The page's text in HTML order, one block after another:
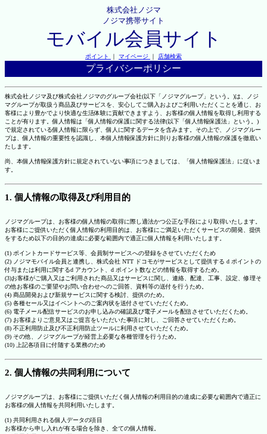
株式会社ノジマ
ノジマ携帯サイト
モバイル会員サイト
ポイント ｜ マイページ ｜ 店舗検索
プライバシーポリシー
株式会社ノジマ及び株式会社ノジマのグループ会社(以下「ノジマグループ」という。)は、ノジ
マグループが取扱う商品及びサービスを、安心してご購入およびご利用いただくことを通じ、お
客様により豊かでより快適な生活体験に貢献できますよう、お客様の個人情報を取得し利用する
ことが有ります。個人情報は「個人情報の保護に関する法律(以下「個人情報保護法」という。)
で規定されている個人情報に限らず、個人に関するデータを含みます。その上で、ノジマグルー
プは、個人情報の重要性を認識し、本個人情報保護方針に則りお客様の個人情報の保護を徹底い
たします。
尚、本個人情報保護方針に規定されていない事項につきましては、「個人情報保護法」に従いま
す。
1. 個人情報の取得及び利用目的
ノジマグループは、お客様の個人情報の取得に際し適法かつ公正な手段により取得いたします。
お客様にご提供いただく個人情報の利用目的は、お客様にご満足いただくサービスの開発、提供
をするため以下の目的の達成に必要な範囲内で適正に個人情報を利用いたします。
(1) ポイントカードサービス等、会員制サービスへの登録をさせていただくため
(2) ノジマモバイル会員と連携し、株式会社 NTT ドコモがサービスとして提供する d ポイントの
付与または利用に関するd アカウント、d ポイント数などの情報を取得するため。
(3)お客様がご購入又はご利用された商品又はサービスに関し、連絡、配達、工事、設定、修理そ
の他お客様のご要望やお問い合わせへのご回答、資料等の送付を行うため。
(4) 商品開発および新規サービスに関する検討、提供のため。
(5) 各種セール又はイベントへのご案内状を送付させていただくため。
(6) 電子メール配信サービスのお申し込みの確認及び電子メールを配信させていただくため。
(7) お客様よりご意見又はご提言をいただいた事項に対し、ご回答させていただくため。
(8) 不正利用防止及び不正利用防止ツールに利用させていただくため。
(9) その他、ノジマグループが経営上必要な各種管理を行うため。
(10) 上記各項目に付随する業務のため
2. 個人情報の共同利用について
ノジマグループは、お客様にご提供いただく個人情報の利用目的の達成に必要な範囲内で適正に
お客様の個人情報を共同利用いたします。
(1) 共同利用される個人データの項目
お客様から申し入れが有る場合を除き、全ての個人情報。